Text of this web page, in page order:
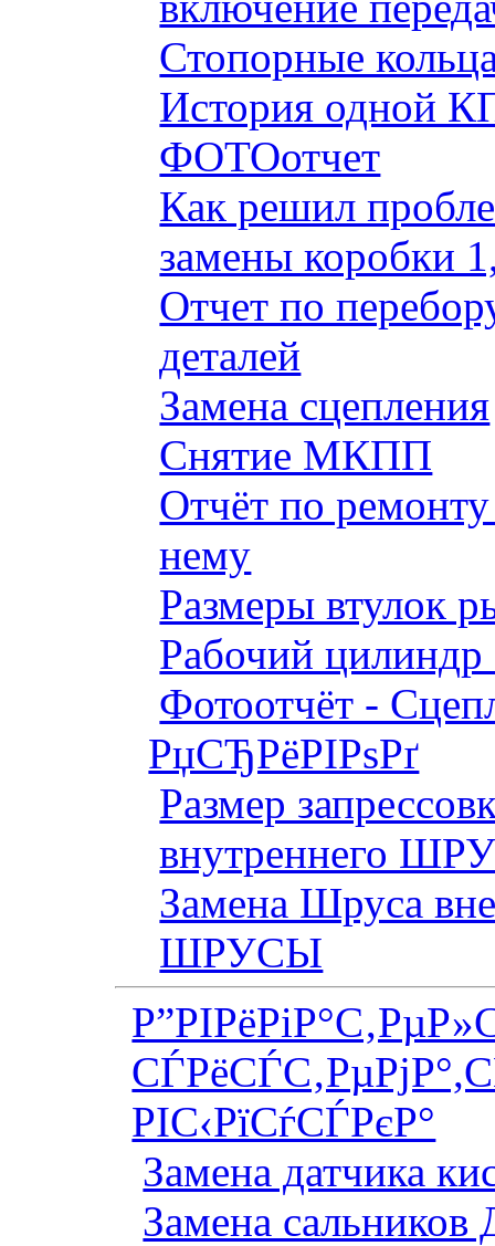
Стопорные
История одной
ФОТОотчет
Как решил
замены коробки
Отчет по
деталей
Замена сцепления
Снятие МКПП
Отчёт по
нему
Размеры втулок
Рабочий цилиндр
Фотоотчёт -
РџСЂРёРІРѕРґ
Размер
внутреннего
Замена Шруса
ШРУСЫ
РІС‹РїСѓСЃРєР°
Замена датчика
Замена сальников